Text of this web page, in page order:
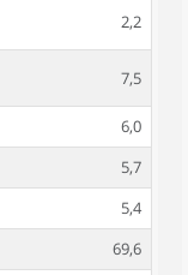
2,2
7,5
6,0
5,7
5,4
69,6